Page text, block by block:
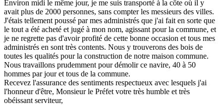
Environ midi le même jour, je me suis transporté à la côte où il y
avait plus de 2000 personnes, sans compter les messieurs des villes.
J'étais tellement poussé par mes administrés que j'ai fait en sorte que
le tout a été acheté et jugé à mon nom, agissant pour la commune, et
je ne regrette pas d'avoir profité de cette bonne occasion et tous mes
administrés en sont très contents. Nous y trouverons des bois de
toutes les qualités pour la construction de notre maison commune.
Nous travaillons prudemment pour démolir ce navire, 40 à 50
hommes par jour et tous de la commune.
Recevez l'assurance des sentiments respectueux avec lesquels j'ai
l'honneur d'être, Monsieur le Préfet votre très humble et très
obéissant serviteur,